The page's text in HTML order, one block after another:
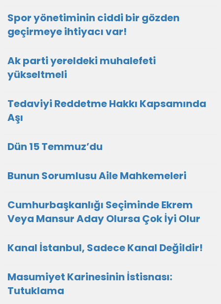
Spor yönetiminin ciddi bir gözden
geçirmeye ihtiyacı var!
Ak parti yereldeki muhalefeti
yükseltmeli
Tedaviyi Reddetme Hakkı Kapsamında
Aşı
Dün 15 Temmuz’du
Bunun Sorumlusu Aile Mahkemeleri
Cumhurbaşkanlığı Seçiminde Ekrem
Veya Mansur Aday Olursa Çok İyi Olur
Kanal İstanbul, Sadece Kanal Değildir!
Masumiyet Karinesinin İstisnası:
Tutuklama